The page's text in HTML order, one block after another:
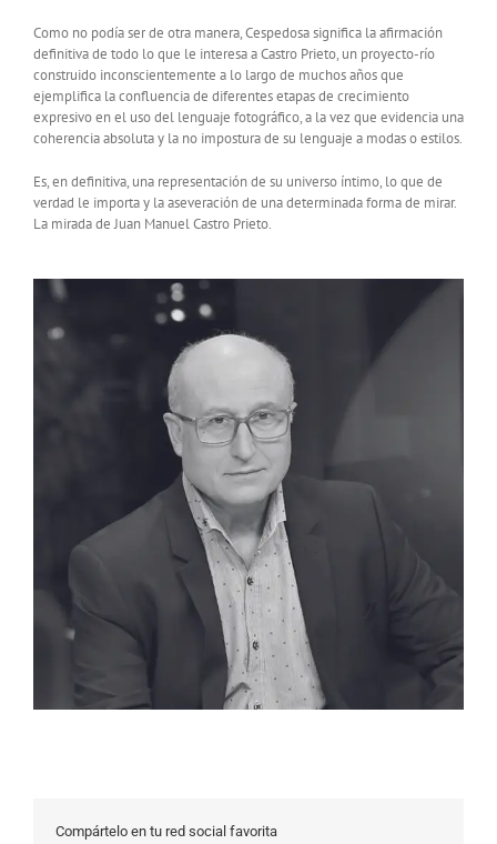
Como no podía ser de otra manera, Cespedosa significa la afirmación
definitiva de todo lo que le interesa a Castro Prieto, un proyecto-río
construido inconscientemente a lo largo de muchos años que
ejemplifica la confluencia de diferentes etapas de crecimiento
expresivo en el uso del lenguaje fotográfico, a la vez que evidencia una
coherencia absoluta y la no impostura de su lenguaje a modas o estilos.
Es, en definitiva, una representación de su universo íntimo, lo que de
verdad le importa y la aseveración de una determinada forma de mirar.
La mirada de Juan Manuel Castro Prieto.
Compártelo en tu red social favorita